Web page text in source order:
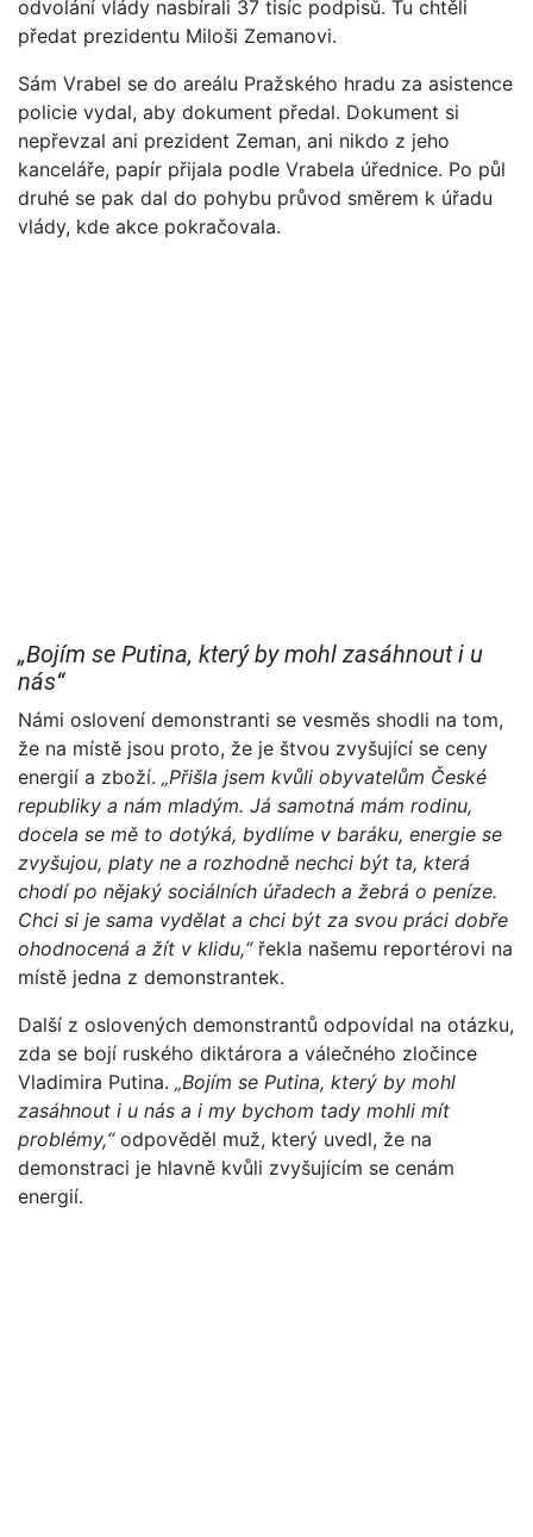
odvolání vlády nasbírali 37 tisíc podpisů. Tu chtěli
předat prezidentu Miloši Zemanovi.
Sám Vrabel se do areálu Pražského hradu za asistence
policie vydal, aby dokument předal. Dokument si
nepřevzal ani prezident Zeman, ani nikdo z jeho
kanceláře, papír přijala podle Vrabela úřednice. Po půl
druhé se pak dal do pohybu průvod směrem k úřadu
vlády, kde akce pokračovala.
„Bojím se Putina, který by mohl zasáhnout i u
nás“
Námi oslovení demonstranti se vesměs shodli na tom,
že na místě jsou proto, že je štvou zvyšující se ceny
energií a zboží. „Přišla jsem kvůli obyvatelům České
republiky a nám mladým. Já samotná mám rodinu,
docela se mě to dotýká, bydlíme v baráku, energie se
zvyšujou, platy ne a rozhodně nechci být ta, která
chodí po nějaký sociálních úřadech a žebrá o peníze.
Chci si je sama vydělat a chci být za svou práci dobře
ohodnocená a žít v klidu,“řekla našemu reportérovi na
místě jedna z demonstrantek.
Další z oslovených demonstrantů odpovídal na otázku,
zda se bojí ruského diktárora a válečného zločince
Vladimira Putina. „Bojím se Putina, který by mohl
zasáhnout i u nás a i my bychom tady mohli mít
problémy,“odpověděl muž, který uvedl, že na
demonstraci je hlavně kvůli zvyšujícím se cenám
energií.